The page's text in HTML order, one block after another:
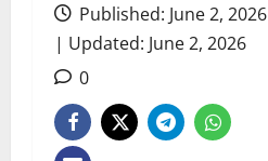
Published: June 2, 2026
| Updated: June 2, 2026
0